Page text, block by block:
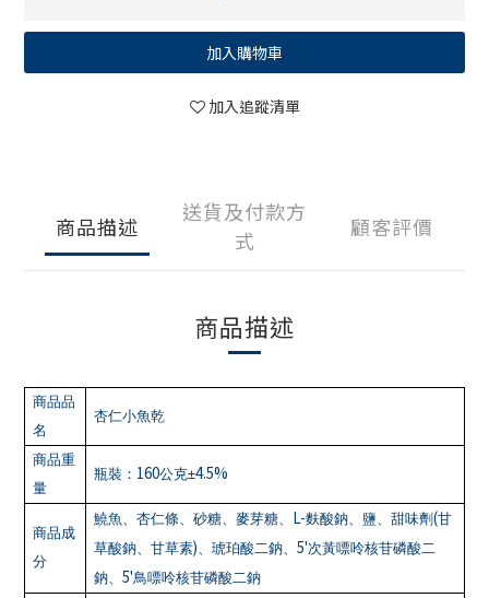
加入購物車
加入追蹤清單
商品描述
送貨及付款方
式
顧客評價
商品描述
商品品
名
杏仁小魚乾
商品重
量
瓶裝： 160公克±4.5%
商品成
分
鱙魚、杏仁條、砂糖、麥芽糖、 L-麩酸鈉、鹽、甜味劑(甘
草酸鈉、甘草素)、琥珀酸二鈉、5'次黃嘌呤核苷磷酸二
鈉、5'鳥嘌呤核苷磷酸二鈉